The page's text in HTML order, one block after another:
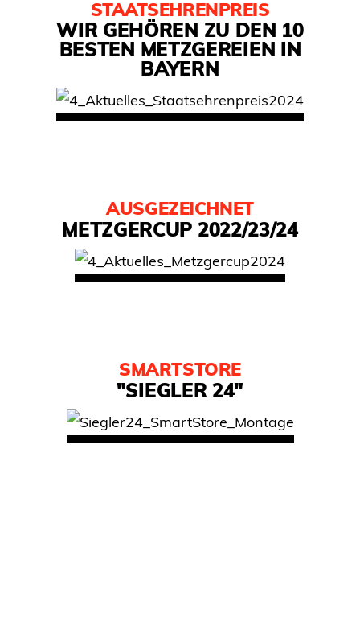
STAATSEHRENPREIS
WIR GEHÖREN ZU DEN 10
BESTEN METZGEREIEN IN
BAYERN
AUSGEZEICHNET
METZGERCUP 2022/23/24
SMARTSTORE
"SIEGLER 24"